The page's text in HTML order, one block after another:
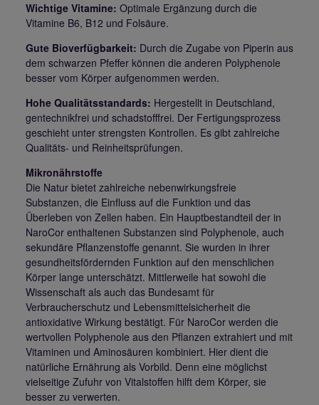
Wichtige Vitamine: Optimale Ergänzung durch die
Vitamine B6, B12 und Folsäure.
Gute Bioverfügbarkeit: Durch die Zugabe von Piperin aus
dem schwarzen Pfeffer können die anderen Polyphenole
besser vom Körper aufgenommen werden.
Hohe Qualitätsstandards: Hergestellt in Deutschland,
gentechnikfrei und schadstofffrei. Der Fertigungsprozess
geschieht unter strengsten Kontrollen. Es gibt zahlreiche
Qualitäts- und Reinheitsprüfungen.
Mikronährstoffe
Die Natur bietet zahlreiche nebenwirkungsfreie
Substanzen, die Einfluss auf die Funktion und das
Überleben von Zellen haben. Ein Hauptbestandteil der in
NaroCor enthaltenen Substanzen sind Polyphenole, auch
sekundäre Pflanzenstoffe genannt. Sie wurden in ihrer
gesundheitsfördernden Funktion auf den menschlichen
Körper lange unterschätzt. Mittlerweile hat sowohl die
Wissenschaft als auch das Bundesamt für
Verbraucherschutz und Lebensmittelsicherheit die
antioxidative Wirkung bestätigt. Für NaroCor werden die
wertvollen Polyphenole aus den Pflanzen extrahiert und mit
Vitaminen und Aminosäuren kombiniert. Hier dient die
natürliche Ernährung als Vorbild. Denn eine möglichst
vielseitige Zufuhr von Vitalstoffen hilft dem Körper, sie
besser zu verwerten.